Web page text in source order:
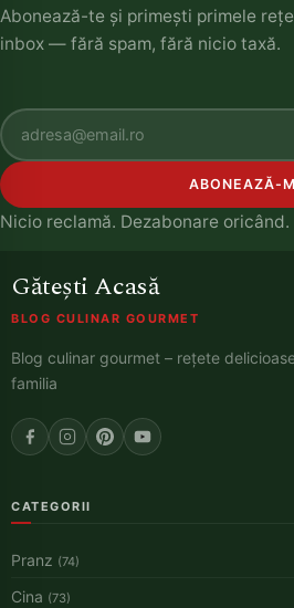
Abonează-te și primești primele
inbox — fără spam, fără nicio taxă.
ABONEAZĂ-
Nicio reclamă. Dezabonare oricând.
Gătești Acasă
BLOG CULINAR GOURMET
Blog culinar gourmet – rețete
familia
CATEGORII
Pranz (74)
Cina (73)